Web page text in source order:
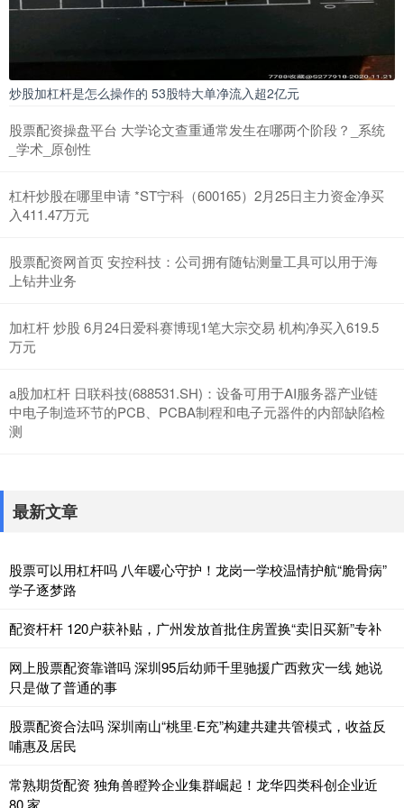
炒股加杠杆是怎么操作的 53股特大单净流入超2亿元
股票配资操盘平台 大学论文查重通常发生在哪两个阶段？_系统
_学术_原创性
杠杆炒股在哪里申请 *ST宁科（600165）2月25日主力资金净买
入411.47万元
股票配资网首页 安控科技：公司拥有随钻测量工具可以用于海
上钻井业务
加杠杆 炒股 6月24日爱科赛博现1笔大宗交易 机构净买入619.5
万元
a股加杠杆 日联科技(688531.SH)：设备可用于AI服务器产业链
中电子制造环节的PCB、PCBA制程和电子元器件的内部缺陷检
测
最新文章
股票可以用杠杆吗 八年暖心守护！龙岗一学校温情护航“脆骨病”
学子逐梦路
配资杆杆 120户获补贴，广州发放首批住房置换“卖旧买新”专补
网上股票配资靠谱吗 深圳95后幼师千里驰援广西救灾一线 她说
只是做了普通的事
股票配资合法吗 深圳南山“桃里·E充”构建共建共管模式，收益反
哺惠及居民
常熟期货配资 独角兽瞪羚企业集群崛起！龙华四类科创企业近
80 家